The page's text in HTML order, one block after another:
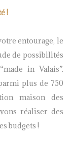
!
entourage, le
de possibilités
in Valais”.
plus de 750
maison des
réaliser des
budgets !